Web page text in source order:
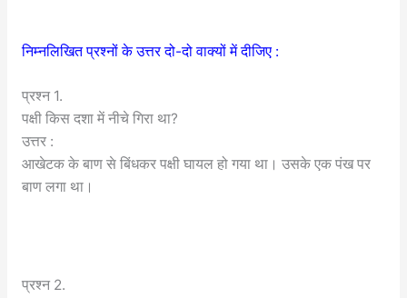
निम्नलिखित प्रश्नों के उत्तर दो-दो वाक्यों में दीजिए :
प्रश्न 1.
पक्षी किस दशा में नीचे गिरा था?
उत्तर :
आखेटक के बाण से बिंधकर पक्षी घायल हो गया था। उसके एक पंख पर
बाण लगा था।
प्रश्न 2.